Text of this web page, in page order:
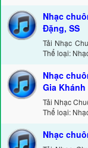
Nhạc
Đặng, SS
Tải Nhạc
Thể loại:
Nhạc
Gia Khánh
Tải Nhạc
Thể loại:
Nhạc